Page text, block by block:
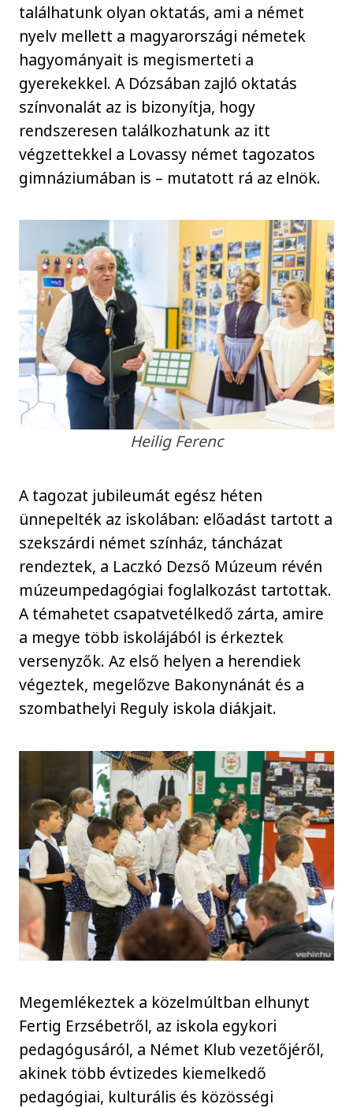
találhatunk olyan oktatás, ami a német
nyelv mellett a magyarországi németek
hagyományait is megismerteti a
gyerekekkel. A Dózsában zajló oktatás
színvonalát az is bizonyítja, hogy
rendszeresen találkozhatunk az itt
végzettekkel a Lovassy német tagozatos
gimnáziumában is – mutatott rá az elnök.
Heilig Ferenc
A tagozat jubileumát egész héten
ünnepelték az iskolában: előadást tartott a
szekszárdi német színház, táncházat
rendeztek, a Laczkó Dezső Múzeum révén
múzeumpedagógiai foglalkozást tartottak.
A témahetet csapatvetélkedő zárta, amire
a megye több iskolájából is érkeztek
versenyzők. Az első helyen a herendiek
végeztek, megelőzve Bakonynánát és a
szombathelyi Reguly iskola diákjait.
Megemlékeztek a közelmúltban elhunyt
Fertig Erzsébetről, az iskola egykori
pedagógusáról, a Német Klub vezetőjéről,
akinek több évtizedes kiemelkedő
pedagógiai, kulturális és közösségi